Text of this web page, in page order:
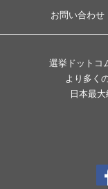
お問い合わせ
選挙ドットコ
より多く
日本最